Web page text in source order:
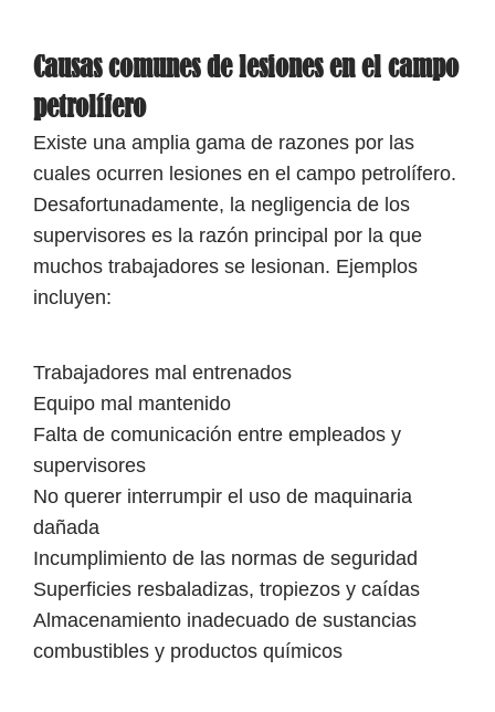
Causas comunes de lesiones en el campo
petrolífero
Existe una amplia gama de razones por las
cuales ocurren lesiones en el campo petrolífero.
Desafortunadamente, la negligencia de los
supervisores es la razón principal por la que
muchos trabajadores se lesionan. Ejemplos
incluyen:
Trabajadores mal entrenados
Equipo mal mantenido
Falta de comunicación entre empleados y
supervisores
No querer interrumpir el uso de maquinaria
dañada
Incumplimiento de las normas de seguridad
Superficies resbaladizas, tropiezos y caídas
Almacenamiento inadecuado de sustancias
combustibles y productos químicos